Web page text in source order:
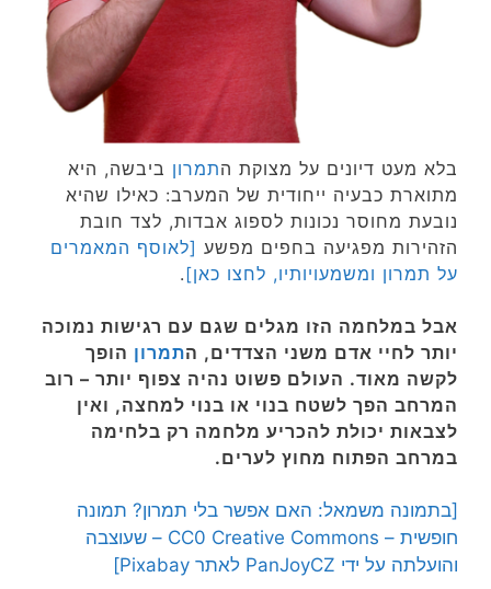
בלא מעט דיונים על מצוקת התמרון ביבשה, היא
מתוארת כבעיה ייחודית של המערב: כאילו שהיא
נובעת מחוסר נכונות לספוג אבדות, לצד חובת
הזהירות מפגיעה בחפים מפשע [לאוסף המאמרים
על תמרון ומשמעויותיו, לחצו כאן].
אבל במלחמה הזו מגלים שגם עם רגישות נמוכה
יותר לחיי אדם משני הצדדים, התמרון הופך
לקשה מאוד. העולם פשוט נהיה צפוף יותר – רוב
המרחב הפך לשטח בנוי או בנוי למחצה, ואין
לצבאות יכולת להכריע מלחמה רק בלחימה
במרחב הפתוח מחוץ לערים.
[בתמונה משמאל: האם אפשר בלי תמרון? תמונה
חופשית – CC0 Creative Commons – שעוצבה
והועלתה על ידי PanJoyCZ לאתר Pixabay]